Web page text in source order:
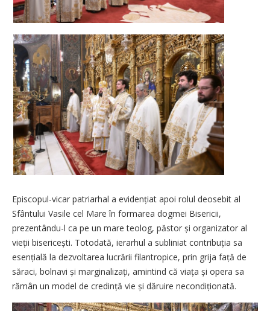
Episcopul-vicar patriarhal a evidențiat apoi rolul deosebit al
Sfântului Vasile cel Mare în formarea dogmei Bisericii,
prezentându-l ca pe un mare teolog, păstor și organizator al
vieții bise­ri­cești. Totodată, ierarhul a subliniat contri­bu­ția sa
esențială la dez­voltarea lucrării filantropice, prin grija față de
săraci, bolnavi și marginalizați, amintind că viața și opera sa
rămân un model de credință vie și dăruire necondițio­nată.